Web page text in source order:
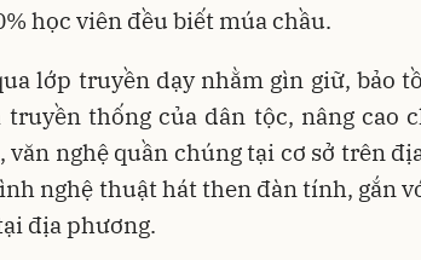
học viên đều biết múa chầu.
lớp truyền dạy nhằm gìn giữ, bảo
truyền thống của dân tộc, nâng cao
văn nghệ quần chúng tại cơ sở trên
nghệ thuật hát then đàn tính, gắn
địa phương.